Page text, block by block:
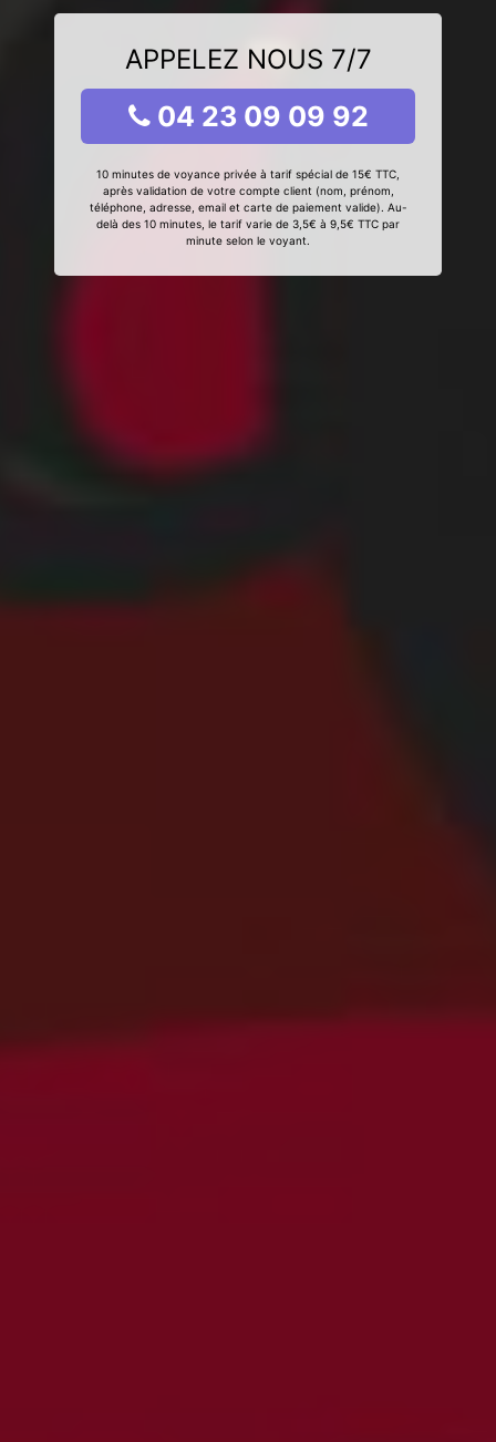
APPELEZ NOUS 7/7
04 23 09 09 92
10 minutes de voyance privée à tarif spécial de 15€ TTC,
après validation de votre compte client (nom, prénom,
téléphone, adresse, email et carte de paiement valide). Au-
delà des 10 minutes, le tarif varie de 3,5€ à 9,5€ TTC par
minute selon le voyant.